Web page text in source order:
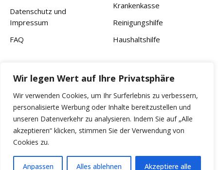
Wir legen Wert auf Ihre Privatsphäre
Wir verwenden Cookies, um Ihr Surferlebnis zu verbessern,
personalisierte Werbung oder Inhalte bereitzustellen und
unseren Datenverkehr zu analysieren. Indem Sie auf „Alle
akzeptieren“ klicken, stimmen Sie der Verwendung von
Cookies zu.
Anpassen Alles ablehnen Akzeptiere alle
Datenschutz und
Impressum
FAQ
Krankenkasse
Reinigungshilfe
Haushaltshilfe
Anfragen@haushaltsservice-deutschland.de
+4915906455456